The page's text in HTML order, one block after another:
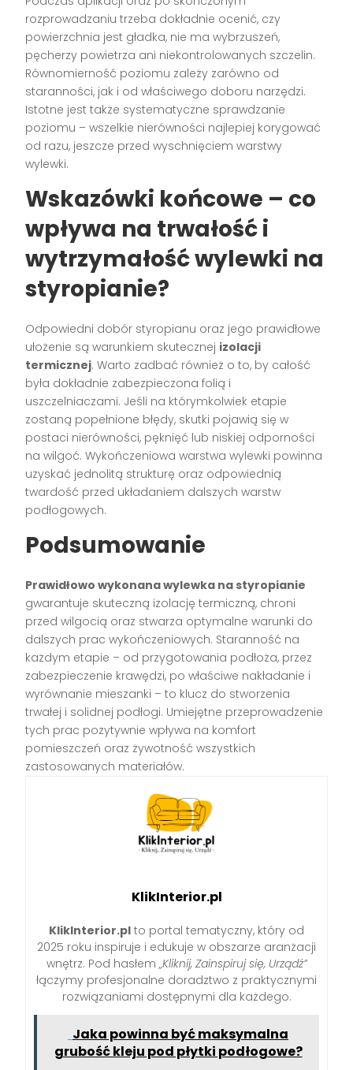
rozprowadzaniu trzeba dokładnie ocenić, czy
powierzchnia jest gładka, nie ma wybrzuszeń,
pęcherzy powietrza ani niekontrolowanych szczelin.
Równomierność poziomu zależy zarówno od
staranności, jak i od właściwego doboru narzędzi.
Istotne jest także systematyczne sprawdzanie
poziomu – wszelkie nierówności najlepiej korygować
od razu, jeszcze przed wyschnięciem warstwy
wylewki.
Wskazówki końcowe – co
wpływa na trwałość i
wytrzymałość wylewki na
styropianie?
Odpowiedni dobór styropianu oraz jego prawidłowe
ułożenie są warunkiem skutecznej izolacji
termicznej. Warto zadbać również o to, by całość
była dokładnie zabezpieczona folią i
uszczelniaczami. Jeśli na którymkolwiek etapie
zostaną popełnione błędy, skutki pojawią się w
postaci nierówności, pęknięć lub niskiej odporności
na wilgoć. Wykończeniowa warstwa wylewki powinna
uzyskać jednolitą strukturę oraz odpowiednią
twardość przed układaniem dalszych warstw
podłogowych.
Podsumowanie
Prawidłowo wykonana wylewka na styropianie
gwarantuje skuteczną izolację termiczną, chroni
przed wilgocią oraz stwarza optymalne warunki do
dalszych prac wykończeniowych. Staranność na
każdym etapie – od przygotowania podłoża, przez
zabezpieczenie krawędzi, po właściwe nakładanie i
wyrównanie mieszanki – to klucz do stworzenia
trwałej i solidnej podłogi. Umiejętne przeprowadzenie
tych prac pozytywnie wpływa na komfort
pomieszczeń oraz żywotność wszystkich
zastosowanych materiałów.
KlikInterior.pl
KlikInterior.pl to portal tematyczny, który od
2025 roku inspiruje i edukuje w obszarze aranżacji
wnętrz. Pod hasłem „Kliknij, Zainspiruj się, Urządź”
łączymy profesjonalne doradztwo z praktycznymi
rozwiązaniami dostępnymi dla każdego.
Jaka powinna być maksymalna
grubość kleju pod płytki podłogowe?